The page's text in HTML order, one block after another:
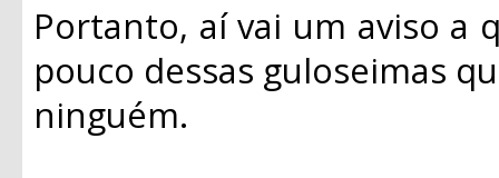
Portanto, aí vai um aviso a
pouco dessas guloseimas
ninguém.